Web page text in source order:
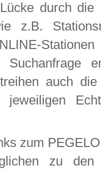
durch die
z.B.
auch
jeweiligen
zum
zu den